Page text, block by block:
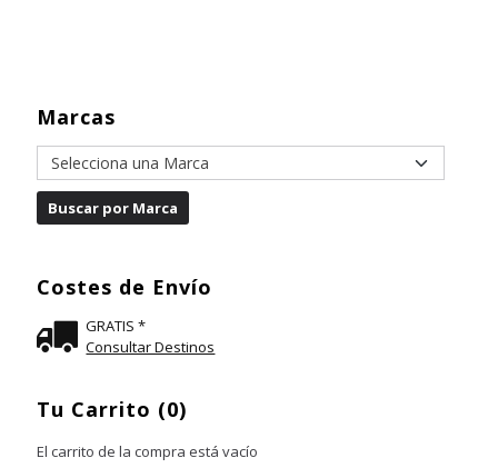
Marcas
Costes de Envío
GRATIS *
Consultar Destinos
Tu Carrito (0)
El carrito de la compra está vacío